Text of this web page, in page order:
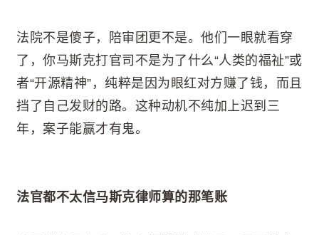
法院不是傻子，陪审团更不是。他们一眼就看穿
了，你马斯克打官司不是为了什么“人类的福祉”或
者“开源精神”，纯粹是因为眼红对方赚了钱，而且
挡了自己发财的路。这种动机不纯加上迟到三
年，案子能赢才有鬼。
法官都不太信马斯克律师算的那笔账